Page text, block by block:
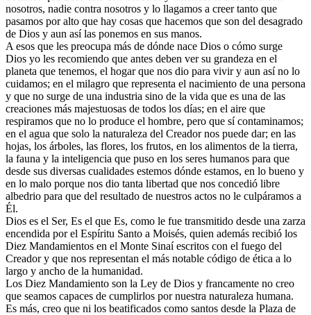
nosotros, nadie contra nosotros y lo llagamos a creer tanto que
pasamos por alto que hay cosas que hacemos que son del desagrado
de Dios y aun así las ponemos en sus manos.
A esos que les preocupa más de dónde nace Dios o cómo surge
Dios yo les recomiendo que antes deben ver su grandeza en el
planeta que tenemos, el hogar que nos dio para vivir y aun así no lo
cuidamos; en el milagro que representa el nacimiento de una persona
y que no surge de una industria sino de la vida que es una de las
creaciones más majestuosas de todos los días; en el aire que
respiramos que no lo produce el hombre, pero que sí contaminamos;
en el agua que solo la naturaleza del Creador nos puede dar; en las
hojas, los árboles, las flores, los frutos, en los alimentos de la tierra,
la fauna y la inteligencia que puso en los seres humanos para que
desde sus diversas cualidades estemos dónde estamos, en lo bueno y
en lo malo porque nos dio tanta libertad que nos concedió libre
albedrio para que del resultado de nuestros actos no le culpáramos a
Él.
Dios es el Ser, Es el que Es, como le fue transmitido desde una zarza
encendida por el Espíritu Santo a Moisés, quien además recibió los
Diez Mandamientos en el Monte Sinaí escritos con el fuego del
Creador y que nos representan el más notable código de ética a lo
largo y ancho de la humanidad.
Los Diez Mandamiento son la Ley de Dios y francamente no creo
que seamos capaces de cumplirlos por nuestra naturaleza humana.
Es más, creo que ni los beatificados como santos desde la Plaza de